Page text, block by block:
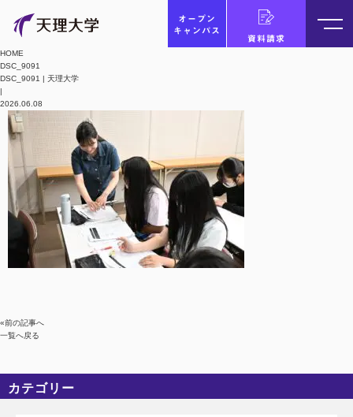
オープン
キャンパス
資料請求
HOME
DSC_9091
DSC_9091 | 天理大学
|
2026.06.08
«前の記事へ
一覧へ戻る
カテゴリー